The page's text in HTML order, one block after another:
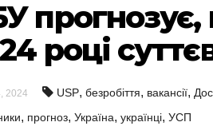
прогнозує,
році
2024 USP, безробіття, вакансії,
, прогноз, Україна, українці, УСП